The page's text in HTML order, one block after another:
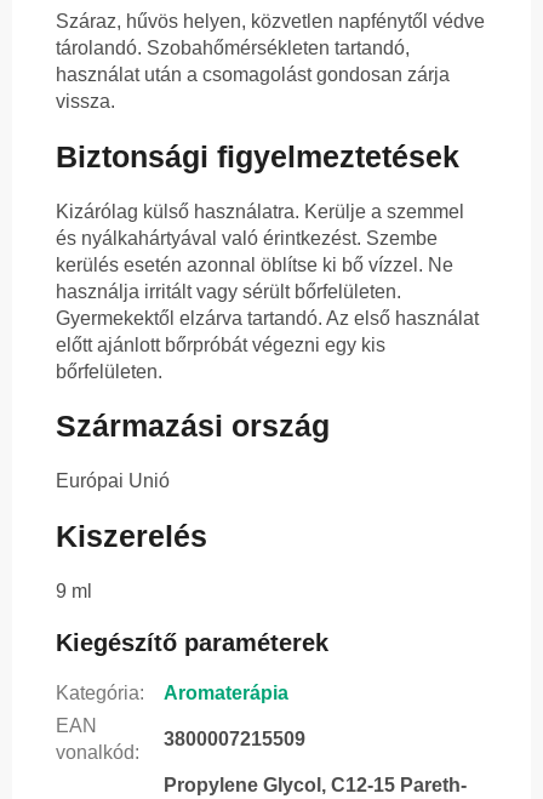
Száraz, hűvös helyen, közvetlen napfénytől védve
tárolandó. Szobahőmérsékleten tartandó,
használat után a csomagolást gondosan zárja
vissza.
Biztonsági figyelmeztetések
Kizárólag külső használatra. Kerülje a szemmel
és nyálkahártyával való érintkezést. Szembe
kerülés esetén azonnal öblítse ki bő vízzel. Ne
használja irritált vagy sérült bőrfelületen.
Gyermekektől elzárva tartandó. Az első használat
előtt ajánlott bőrpróbát végezni egy kis
bőrfelületen.
Származási ország
Európai Unió
Kiszerelés
9 ml
Kiegészítő paraméterek
Kategória:
Aromaterápia
EAN
vonalkód:
3800007215509
Propylene Glycol, C12-15 Pareth-